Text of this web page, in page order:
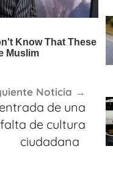
Noticia
de una
de cultura
ciudadana